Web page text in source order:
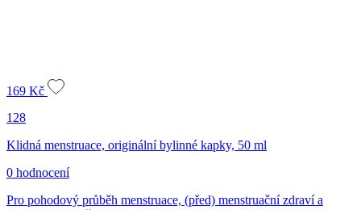
169 Kč
128
Klidná menstruace, originální bylinné kapky, 50 ml
0 hodnocení
Pro pohodový průběh menstruace, (před) menstruační zdraví a